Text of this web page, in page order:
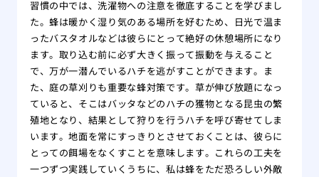
習慣の中では、洗濯物への注意を徹底することを学びまし
た。蜂は暖かく湿り気のある場所を好むため、日光で温ま
ったバスタオルなどは彼らにとって絶好の休憩場所になり
ます。取り込む前に必ず大きく振って振動を与えること
で、万が一潜んでいるハチを逃がすことができます。ま
た、庭の草刈りも重要な蜂対策です。草が伸び放題になっ
ていると、そこはバッタなどのハチの獲物となる昆虫の繁
殖地となり、結果として狩りを行うハチを呼び寄せてしま
います。地面を常にすっきりとさせておくことは、彼らに
とっての餌場をなくすことを意味します。これらの工夫を
一つずつ実践していくうちに、私は蜂をただ恐ろしい外敵